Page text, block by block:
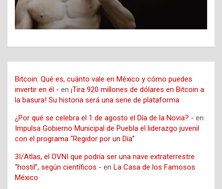
Bitcoin: Qué es, cuánto vale en México y cómo puedes
invertir en él - en ¡Tira 920 millones de dólares en Bitcoin a
la basura! Su historia será una serie de plataforma
¿Por qué se celebra el 1 de agosto el Día de la Novia? - en
Impulsa Gobierno Municipal de Puebla el liderazgo juvenil
con el programa “Regidor por un Día”
3I/Atlas, el OVNI que podría ser una nave extraterrestre
“hostil”, según científicos - en La Casa de los Famosos
México